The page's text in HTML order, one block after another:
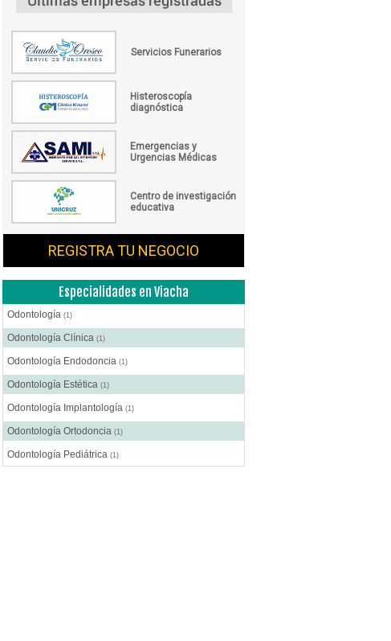
Servicios Funerarios
Histeroscopía
diagnóstica
Emergencias y
Urgencias Médicas
Centro de investigación
educativa
REGISTRA TU NEGOCIO
Especialidades en Viacha
Odontología (1)
Odontología Clínica (1)
Odontología Endodoncia (1)
Odontología Estética (1)
Odontología Implantología (1)
Odontología Ortodoncia (1)
Odontología Pediátrica (1)